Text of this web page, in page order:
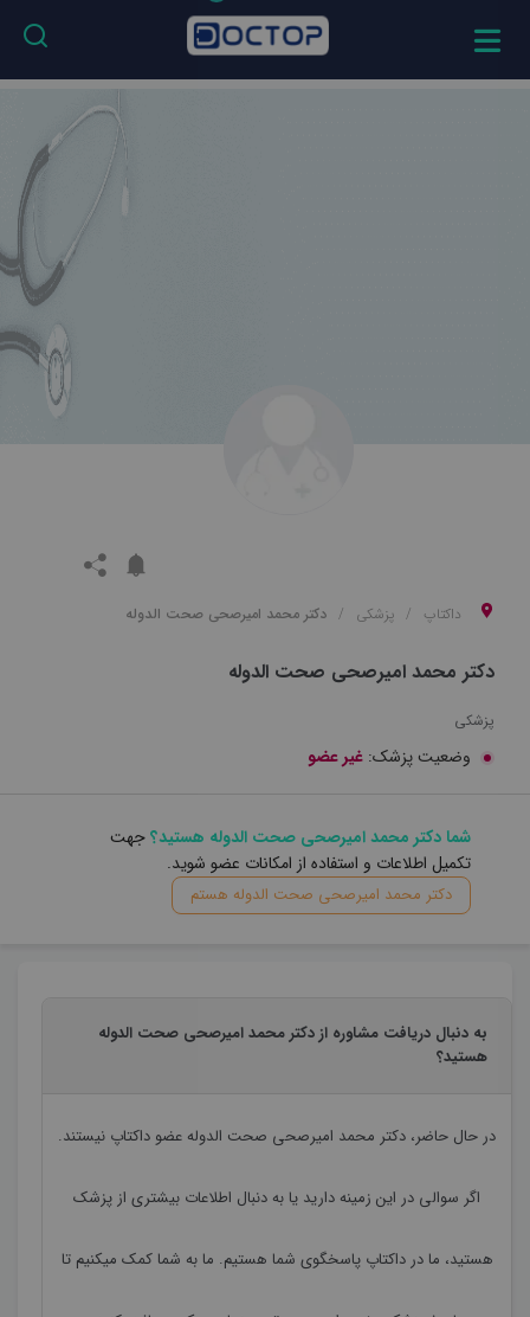
داکتاپ پزشکی دکتر محمد امیرصحی صحت الدوله
دکتر محمد امیرصحی صحت الدوله
پزشکی
وضعیت پزشک: غیر عضو
شما دکتر محمد امیرصحی صحت الدوله هستید؟جهت
تکمیل اطلاعات و استفاده از امکانات عضو شوید.
دکتر محمد امیرصحی صحت الدوله هستم
به دنبال دریافت مشاوره از دکتر محمد امیرصحی صحت الدوله
هستید؟
در حال حاضر، دکتر محمد امیرصحی صحت الدولهعضو داکتاپ نیستند.
اگر سوالی در این زمینه دارید یا به دنبال اطلاعات بیشتری از پزشک
هستید، ما در داکتاپ پاسخگوی شما هستیم. ما به شما کمک میکنیم تا